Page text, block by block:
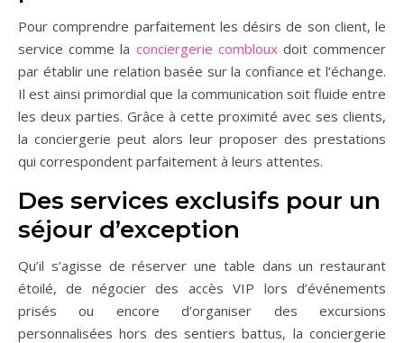
Pour comprendre parfaitement les désirs de son client, le
service comme la conciergerie combloux doit commencer
par établir une relation basée sur la confiance et l’échange.
Il est ainsi primordial que la communication soit fluide entre
les deux parties. Grâce à cette proximité avec ses clients,
la conciergerie peut alors leur proposer des prestations
qui correspondent parfaitement à leurs attentes.
Des services exclusifs pour un
séjour d’exception
Qu’il s’agisse de réserver une table dans un restaurant
étoilé, de négocier des accès VIP lors d’événements
prisés ou encore d’organiser des excursions
personnalisées hors des sentiers battus, la conciergerie